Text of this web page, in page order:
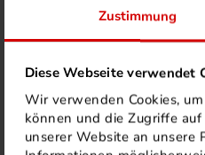
Zustimmung
Diese Webseite verwendet
Wir verwenden Cookies,
können und die Zugriffe
unserer Website an unsere